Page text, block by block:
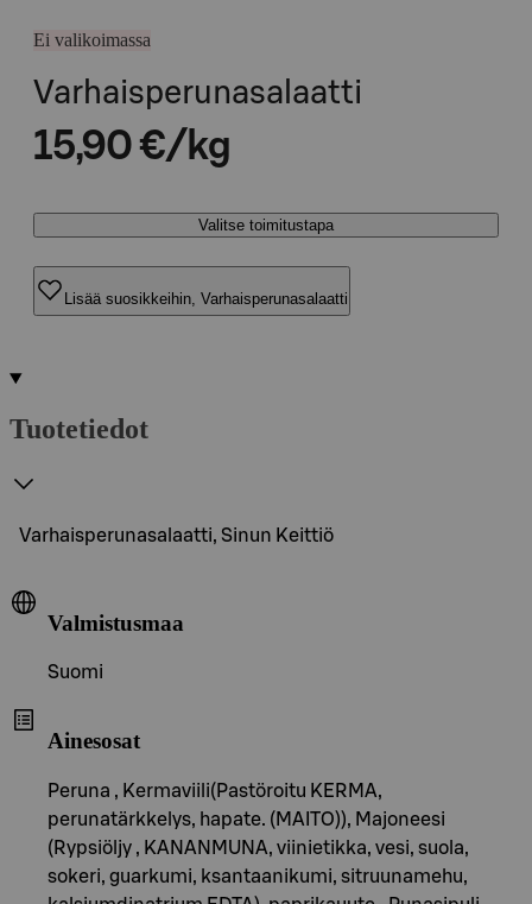
Ei valikoimassa
Varhaisperunasalaatti
15,90 €/kg
Valitse toimitustapa
Lisää suosikkeihin, Varhaisperunasalaatti
Tuotetiedot
Varhaisperunasalaatti, Sinun Keittiö
Valmistusmaa
Suomi
Ainesosat
Peruna , Kermaviili(Pastöroitu KERMA,
perunatärkkelys, hapate. (MAITO)), Majoneesi
(Rypsiöljy , KANANMUNA, viinietikka, vesi, suola,
sokeri, guarkumi, ksantaanikumi, sitruunamehu,